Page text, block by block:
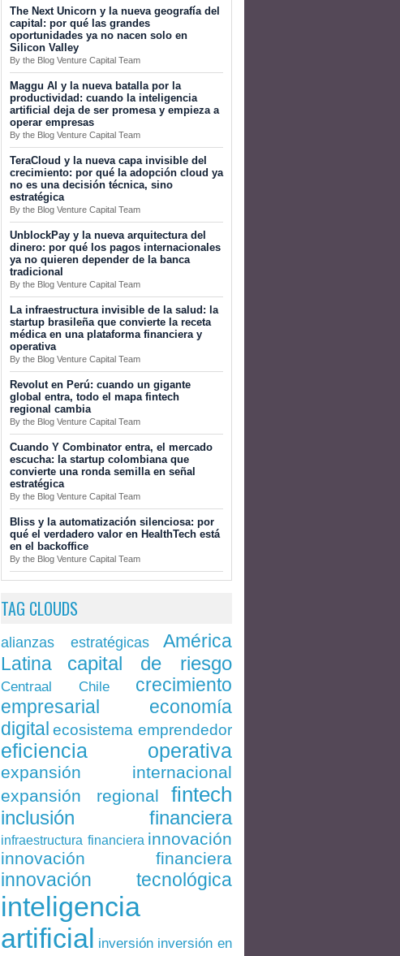
The Next Unicorn y la nueva geografía del
capital: por qué las grandes
oportunidades ya no nacen solo en
Silicon Valley
By the Blog Venture Capital Team
Maggu AI y la nueva batalla por la
productividad: cuando la inteligencia
artificial deja de ser promesa y empieza a
operar empresas
By the Blog Venture Capital Team
TeraCloud y la nueva capa invisible del
crecimiento: por qué la adopción cloud ya
no es una decisión técnica, sino
estratégica
By the Blog Venture Capital Team
UnblockPay y la nueva arquitectura del
dinero: por qué los pagos internacionales
ya no quieren depender de la banca
tradicional
By the Blog Venture Capital Team
La infraestructura invisible de la salud: la
startup brasileña que convierte la receta
médica en una plataforma financiera y
operativa
By the Blog Venture Capital Team
Revolut en Perú: cuando un gigante
global entra, todo el mapa fintech
regional cambia
By the Blog Venture Capital Team
Cuando Y Combinator entra, el mercado
escucha: la startup colombiana que
convierte una ronda semilla en señal
estratégica
By the Blog Venture Capital Team
Bliss y la automatización silenciosa: por
qué el verdadero valor en HealthTech está
en el backoffice
By the Blog Venture Capital Team
TAG CLOUDS
alianzas estratégicas
América
Latina
capital de riesgo
Centraal Chile
crecimiento
empresarial
economía
digital ecosistema emprendedor
eficiencia operativa
expansión internacional
expansión regional
fintech
inclusión financiera
infraestructura financiera innovación
innovación financiera
innovación tecnológica
inteligencia
artificial inversión inversión en